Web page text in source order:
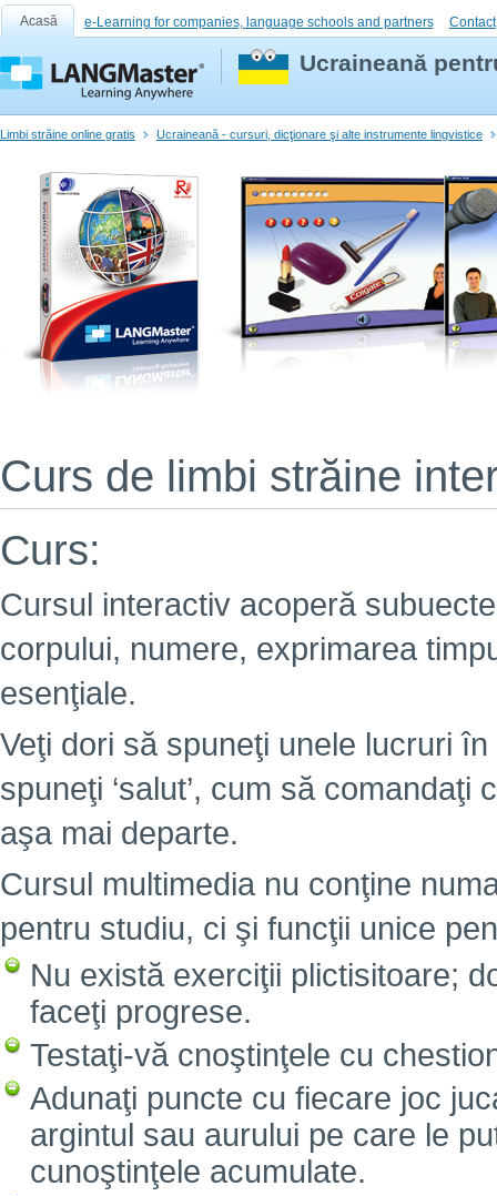
Acasă e-Learning for companies, language schools and partners Contact
Ucraineană
Limbi străine online gratis Ucraineană - cursuri, dicţionare şi alte instrumente lingvistice
Curs de limbi străine
Curs:
Cursul interactiv acoperă
corpului, numere, exprimarea
esenţiale.
Veţi dori să spuneţi unele lucruri
spuneţi ‘salut’, cum să
aşa mai departe.
Cursul multimedia nu conţine
pentru studiu, ci şi funcţii unice
Nu există exerciţii plictisitoare;
faceţi progrese.
Testaţi-vă cnoştinţele cu
Adunaţi puncte cu fiecare joc
argintul sau aurului pe care le
cunoştinţele acumulate.